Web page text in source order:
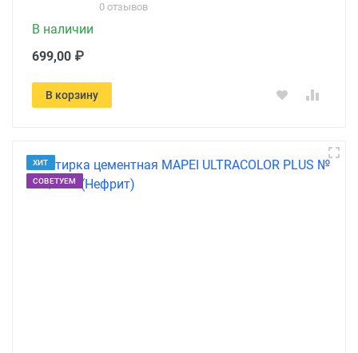
0 отзывов
В наличии
699,00 ₽
В корзину
ХИТ
СОВЕТУЕМ